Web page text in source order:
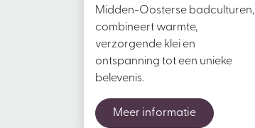
Midden-Oosterse badculturen,
combineert warmte,
verzorgende klei en
ontspanning tot een unieke
belevenis.
Meer informatie